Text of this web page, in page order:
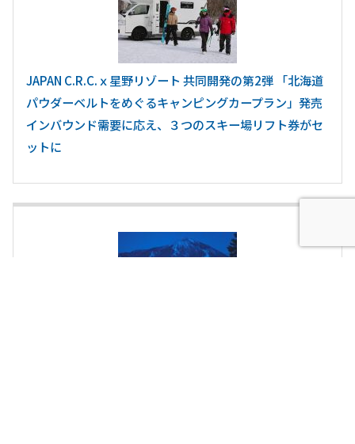
JAPAN C.R.C.ｘ星野リゾート 共同開発の第2弾 「北海道
パウダーベルトをめぐるキャンピングカープラン」発売
インバウンド需要に応え、３つのスキー場リフト券がセ
ットに